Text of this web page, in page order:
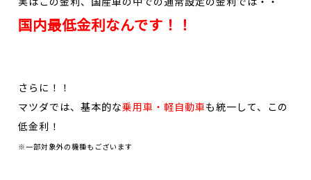
国内最低金利なんです！！
さらに！！
マツダでは、基本的な乗用車・軽自動車も統一して、この
低金利！
※一部対象外の機種もございます